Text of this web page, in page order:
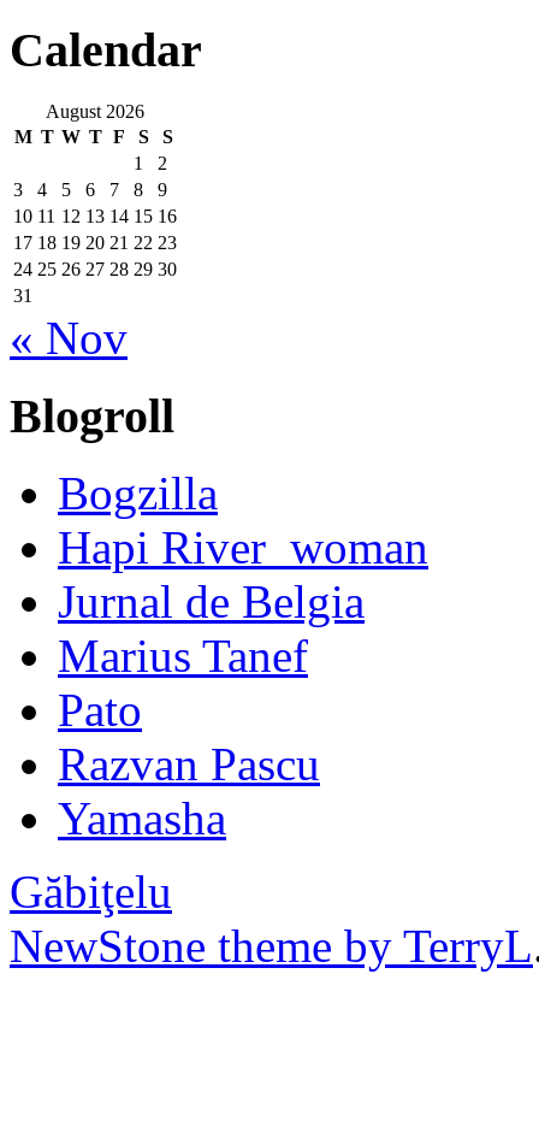
Calendar
August 2026
M T W T F S
S
1
2
3
4 5 6 7 8
9
10 11 12 13 14 15 16
17 18 19 20 21 22 23
24 25 26 27 28 29 30
31
« Nov
Blogroll
Bogzilla
Hapi River_woman
Jurnal de Belgia
Marius Tanef
Pato
Razvan Pascu
Yamasha
Găbiţelu
NewStone theme by TerryL